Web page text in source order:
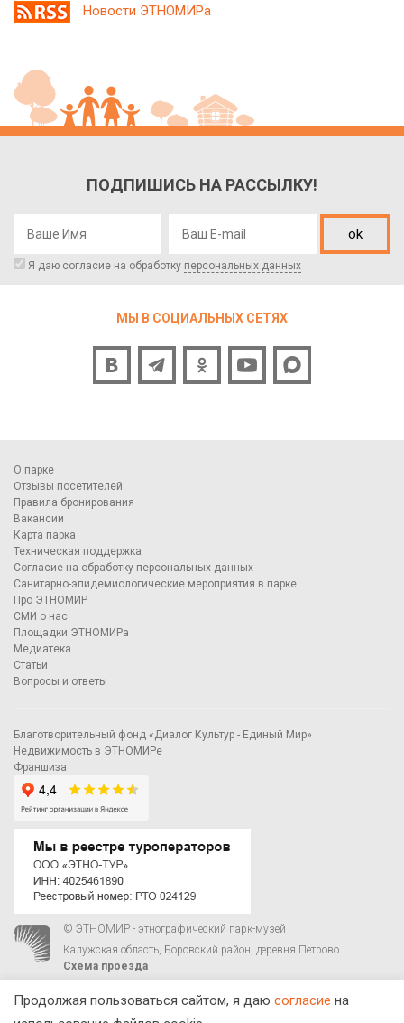
Новости ЭТНОМИРа
ПОДПИШИСЬ НА РАССЫЛКУ!
ok
Я даю согласие на обработку персональных данных
МЫ В СОЦИАЛЬНЫХ СЕТЯХ
О парке
Отзывы посетителей
Правила бронирования
Вакансии
Карта парка
Техническая поддержка
Согласие на обработку персональных данных
Санитарно-эпидемиологические мероприятия в парке
Про ЭТНОМИР
СМИ о нас
Площадки ЭТНОМИРа
Медиатека
Статьи
Вопросы и ответы
Благотворительный фонд «Диалог Культур - Единый Мир»
Недвижимость в ЭТНОМИРе
Франшиза
© ЭТНОМИР - этнографический парк-музей
Калужская область, Боровский район, деревня Петрово.
Схема проезда
Продолжая пользоваться сайтом, я даю согласие на